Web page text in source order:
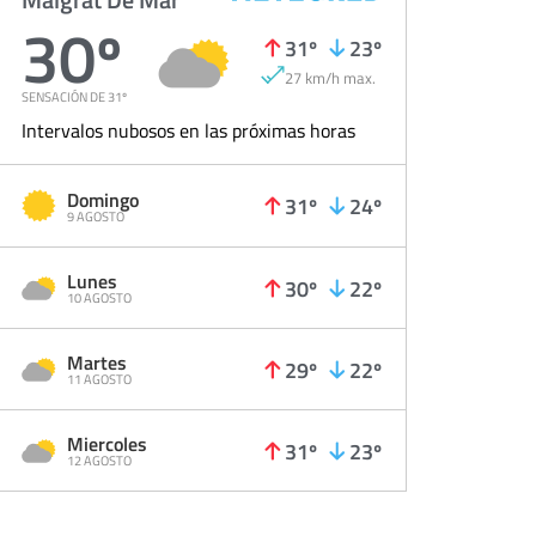
30º
SENSACIÓN DE 31º
31º 23º
27 km/h max.
Intervalos nubosos en las próximas horas
Domingo
9 AGOSTO 31º 24º
Lunes
10 AGOSTO 30º 22º
Martes
11 AGOSTO 29º 22º
Miercoles
12 AGOSTO 31º 23º